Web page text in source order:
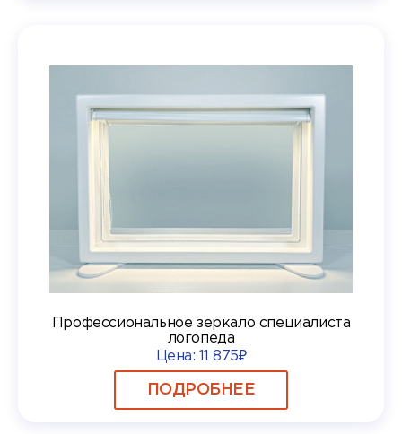
Профессиональное зеркало специалиста
логопеда
Цена: 11 875₽
ПОДРОБНЕЕ